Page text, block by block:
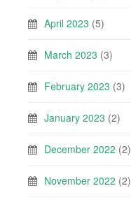
April 2023 (5)
March 2023 (3)
February 2023 (3)
January 2023 (2)
December 2022 (2)
November 2022 (2)